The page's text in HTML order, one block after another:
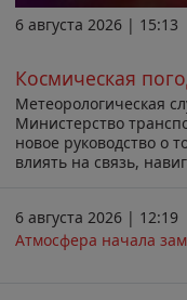
6 августа 2026 | 15:13
Космическая
Метеорологическая
Министерство
новое руководство о
влиять на связь,
6 августа 2026 | 12:19
Атмосфера начала